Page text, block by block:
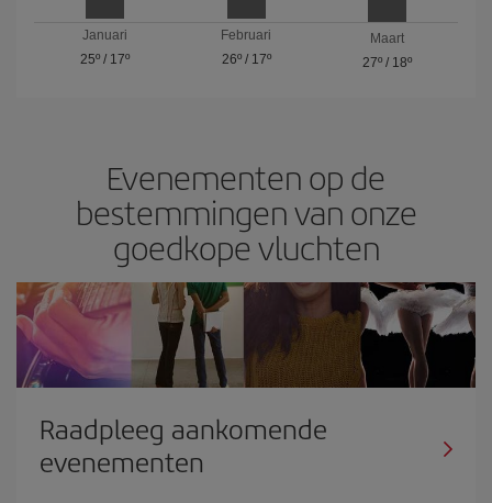
Januari
25º/ 17º
Februari
26º/ 17º
Maart
27º / 18º
Evenementen op de
bestemmingen van onze
goedkope vluchten
Raadpleeg aankomende
evenementen